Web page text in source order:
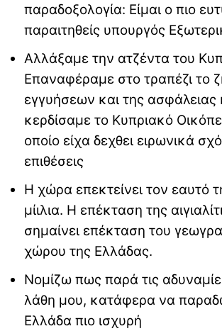
παραδοξολογία: Είμαι ο πιο
παραιτηθείς υπουργός
Αλλάξαμε την ατζέντα του
Επαναφέραμε στο τραπέζι το
εγγυήσεων και της ασφάλειας
κερδίσαμε το Κυπριακό
οποίο είχα δεχθει ειρωνικά
επιθέσεις
Η χώρα επεκτείνει τον εαυτό
μίιλια. Η επέκταση της
σημαίνει επέκταση του
χώρου της Ελλάδας.
Νομίζω πως παρά τις
λάθη μου, κατάφερα να
Ελλάδα πιο ισχυρή